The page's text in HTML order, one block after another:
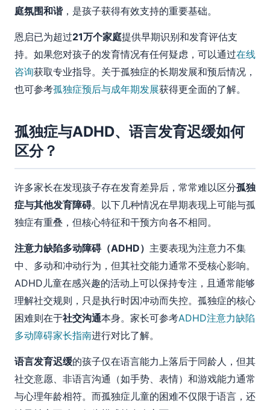
庭氛围和谐，是孩子获得有效支持的重要基础。
恩启已为超过21万个家庭提供早期识别和发育评估支
持。如果您对孩子的发育情况有任何疑虑，可以通过在线
咨询获取专业指导。关于孤独症的长期发展和预后情况，
也可参考孤独症预后与成年期发展获得更全面的了解。
孤独症与ADHD、语言发育迟缓如何
区分？
许多家长在发现孩子存在发育差异后，常常难以区分孤独
症与其他发育障碍。以下几种情况在早期表现上可能与孤
独症有重叠，但核心特征和干预方向各不相同。
注意力缺陷多动障碍（ADHD） 主要表现为注意力不集
中、多动和冲动行为，但其社交能力通常不受核心影响。
ADHD儿童在感兴趣的活动上可以保持专注，且通常能够
理解社交规则，只是执行时因冲动而失控。孤独症的核心
困难则在于社交沟通本身。家长可参考ADHD注意力缺陷
多动障碍家长指南进行对比了解。
语言发育迟缓的孩子仅在语言能力上落后于同龄人，但其
社交意愿、非语言沟通（如手势、表情）和游戏能力通常
与心理年龄相符。而孤独症儿童的困难不仅限于语言，还